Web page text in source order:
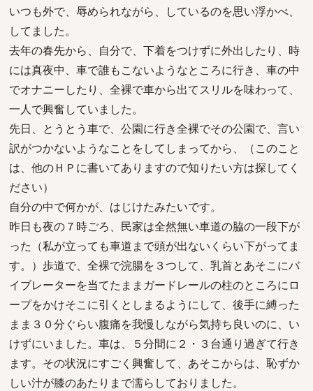
いつも外で、辱められながら、しているのを思い浮かべ、
してました。
去年の春先から、自分で、下着をつけずに外出したり、時
には真夜中、車で誰もこないようなところに行き、車の中
でオナニーしたり、全裸で車から出てスリルを味わって、
一人で興奮していました。
先日、とうとう車で、公園に行き全裸でその公園で、言い
訳がつかないようなことをしてしまってから、（このこと
は、他のＨＰに書いてありますので知りたい方は探してく
ださい）
自分の中で何かが、はじけたみたいです。
昨日も夜の７時ごろ、民家は全然無い車道の脇の一段下が
った（私が立っても車道まで頭が出ないくらい下がってま
す。）歩道で、全裸で浣腸を３つして、乳首とあそこにバ
イブレーターを当てたままガードレールの柱のところにロ
ープをかけそこに引くとしまるようにして、後手に縛った
まま３０分ぐらい腹痛を我慢しながら気持ち良いのに、い
けずにいました。車は、５分間に２・３台通り過ぎて行き
ます。その状況にすごく興奮して、あそこからは、恥ずか
しい汁が膝のあたりまで濡らしておりました。